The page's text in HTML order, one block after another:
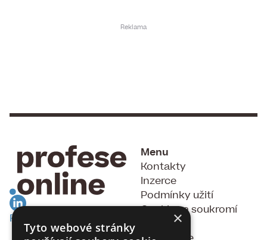
RSS Feed
Menu
Kontakty
Inzerce
Podmínky užití
Cookies a soukromí
×
Tyto webové stránky